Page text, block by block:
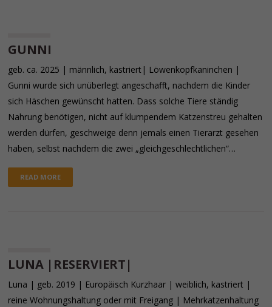
GUNNI
geb. ca. 2025 | männlich, kastriert| Löwenkopfkaninchen |
Gunni wurde sich unüberlegt angeschafft, nachdem die Kinder
sich Häschen gewünscht hatten. Dass solche Tiere ständig
Nahrung benötigen, nicht auf klumpendem Katzenstreu gehalten
werden dürfen, geschweige denn jemals einen Tierarzt gesehen
haben, selbst nachdem die zwei „gleichgeschlechtlichen“…
READ MORE
LUNA |RESERVIERT|
Luna | geb. 2019 | Europäisch Kurzhaar | weiblich, kastriert |
reine Wohnungshaltung oder mit Freigang | Mehrkatzenhaltung